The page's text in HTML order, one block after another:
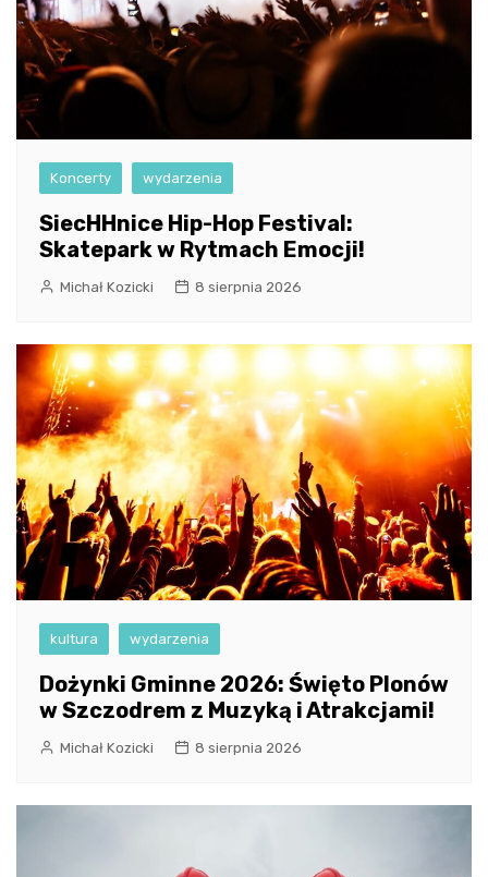
Koncerty wydarzenia
SiecHHnice Hip-Hop Festival:
Skatepark w Rytmach Emocji!
Michał Kozicki 8 sierpnia 2026
kultura wydarzenia
Dożynki Gminne 2026: Święto Plonów
w Szczodrem z Muzyką i Atrakcjami!
Michał Kozicki 8 sierpnia 2026